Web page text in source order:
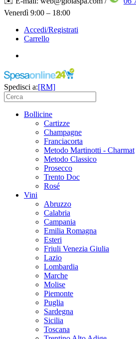
Venerdì 9:00 – 18:00
Accedi/Registrati
Carrello
Spedisci a:[RM]
Bollicine
Cartizze
Champagne
Franciacorta
Metodo Martinotti - Charmat
Metodo Classico
Prosecco
Trento Doc
Rosé
Vini
Abruzzo
Calabria
Campania
Emilia Romagna
Esteri
Friuli Venezia Giulia
Lazio
Lombardia
Marche
Molise
Piemonte
Puglia
Sardegna
Sicilia
Toscana